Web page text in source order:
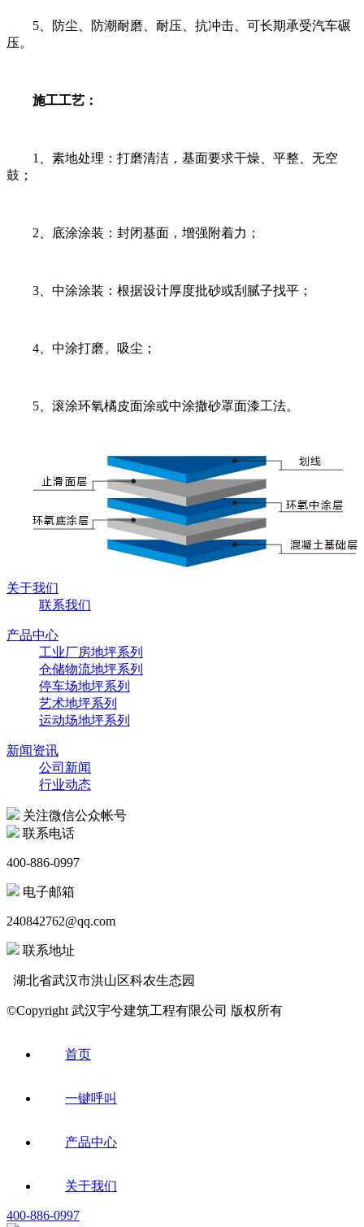
5、防尘、防潮耐磨、耐压、抗冲击、可长期承受汽车碾
压。
施工工艺：
1、素地处理：打磨清洁，基面要求干燥、平整、无空
鼓；
2、底涂涂装：封闭基面，增强附着力；
3、中涂涂装：根据设计厚度批砂或刮腻子找平；
4、中涂打磨、吸尘；
5、滚涂环氧橘皮面涂或中涂撒砂罩面漆工法。
关于我们
联系我们
产品中心
工业厂房地坪系列
仓储物流地坪系列
停车场地坪系列
艺术地坪系列
运动场地坪系列
新闻资讯
公司新闻
行业动态
关注微信公众帐号
联系电话
400-886-0997
电子邮箱
240842762@qq.com
联系地址
湖北省武汉市洪山区科农生态园
©Copyright 武汉宇兮建筑工程有限公司 版权所有
首页
一键呼叫
产品中心
关于我们
400-886-0997